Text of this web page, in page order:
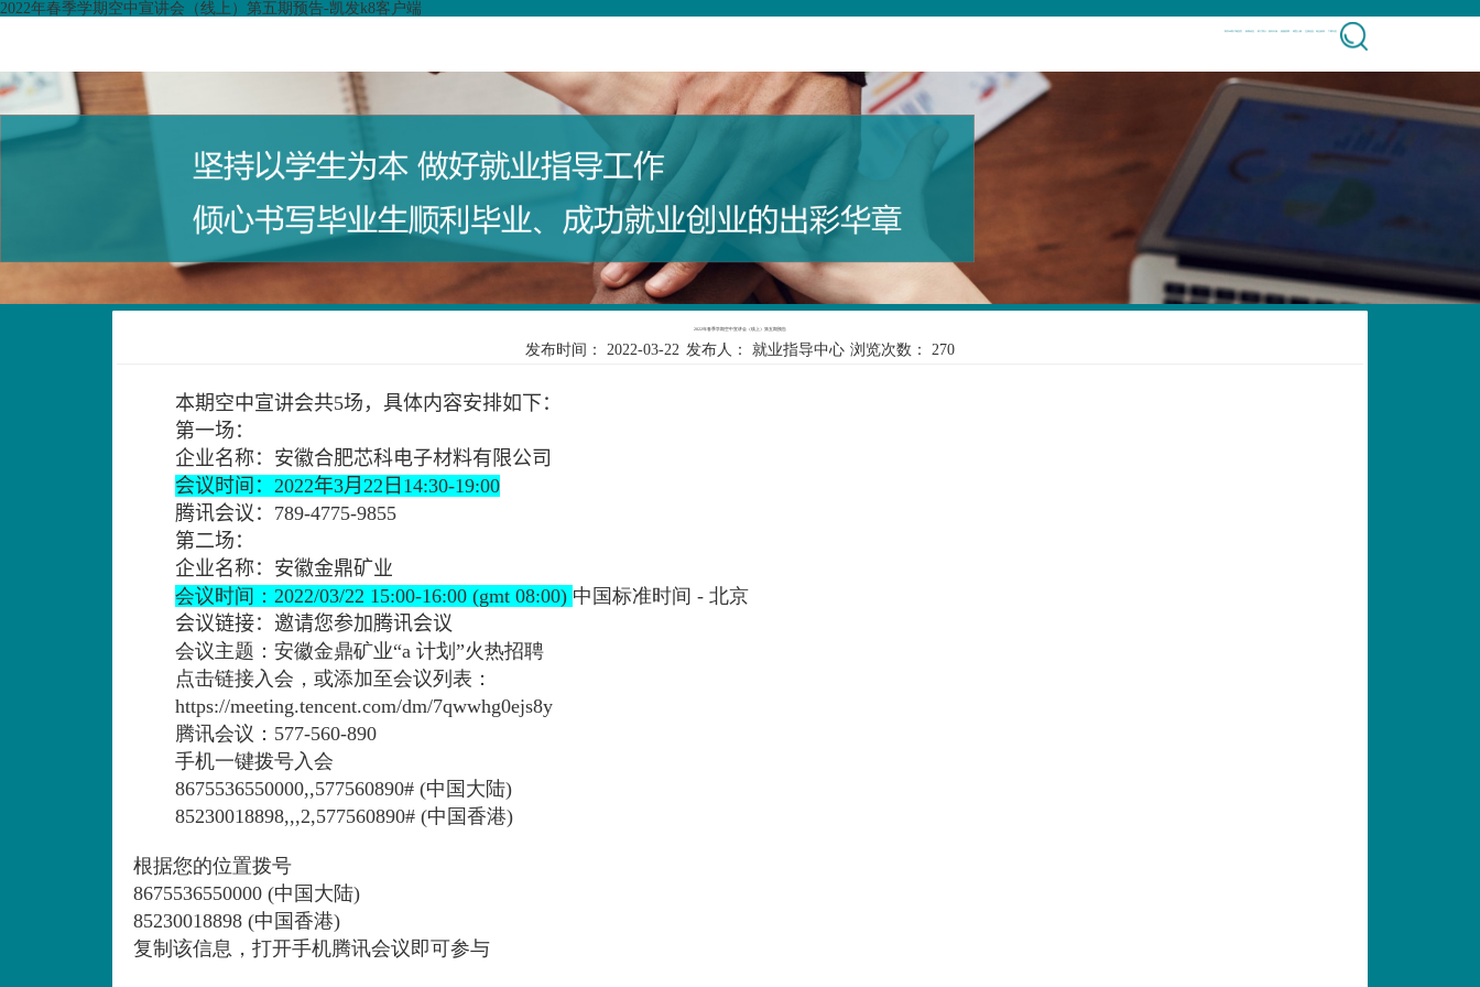
2022年春季学期空中宣讲会（线上）第五期预告-凯发k8客户端
2022年春季学期空中宣讲会（线上）第五期预告
发布时间： 2022-03-22 发布人： 就业指导中心 浏览次数： 270
本期空中宣讲会共5场， 具体内容安排如下：
第一场：
企业名称： 安徽合肥芯科电子材料有限公司
会议时间： 2022年3月 22 日 14:30-19:00
腾讯会议： 789-4775-9855
第二场：
企业名称： 安徽金鼎矿业
会议时间： 2022/03/22 15:00-16:00 (gmt 08:00) 中国标准时间 - 北京
会议链接： 邀请您参加腾讯会议
会议主题：安徽金鼎矿业“a 计划”火热招聘
点击链接入会，或添加至会议列表：
https://meeting.tencent.com/dm/7qwwhg0ejs8y
腾讯会议： 577-560-890
手机一键拨号入会
8675536550000,,577560890# (中国大陆)
85230018898,,,2,577560890# (中国香港)
根据您的位置拨号
8675536550000 (中国大陆)
85230018898 (中国香港)
复制该信息，打开手机腾讯会议即可参与